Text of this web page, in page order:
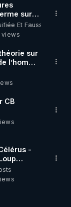
sur
Et Fausse
views
sur
l’homme
de
CB
-